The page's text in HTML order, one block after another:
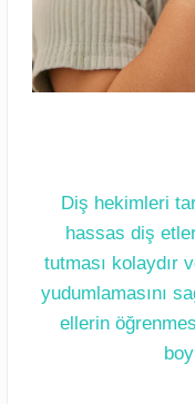
Diş hekimleri
hassas diş
tutması kolaydır
yudumlamasını
ellerin